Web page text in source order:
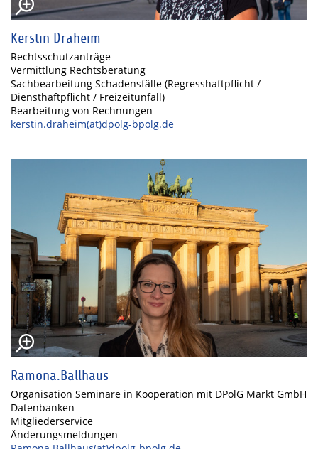
Kerstin Draheim
Rechtsschutzanträge
Vermittlung Rechtsberatung
Sachbearbeitung Schadensfälle (Regresshaftpflicht /
Diensthaftpflicht / Freizeitunfall)
Bearbeitung von Rechnungen
kerstin.draheim(at)dpolg-bpolg.de
Ramona.Ballhaus
Organisation Seminare in Kooperation mit DPolG Markt GmbH
Datenbanken
Mitgliederservice
Änderungsmeldungen